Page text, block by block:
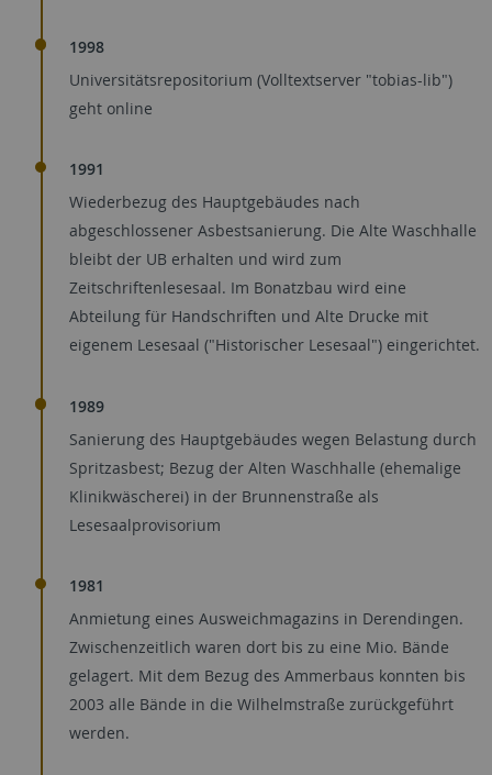
1998
Universitätsrepositorium (Volltextserver "tobias-lib")
geht online
1991
Wiederbezug des Hauptgebäudes nach
abgeschlossener Asbestsanierung. Die Alte Waschhalle
bleibt der UB erhalten und wird zum
Zeitschriftenlesesaal. Im Bonatzbau wird eine
Abteilung für Handschriften und Alte Drucke mit
eigenem Lesesaal ("Historischer Lesesaal") eingerichtet.
1989
Sanierung des Hauptgebäudes wegen Belastung durch
Spritzasbest; Bezug der Alten Waschhalle (ehemalige
Klinikwäscherei) in der Brunnenstraße als
Lesesaalprovisorium
1981
Anmietung eines Ausweichmagazins in Derendingen.
Zwischenzeitlich waren dort bis zu eine Mio. Bände
gelagert. Mit dem Bezug des Ammerbaus konnten bis
2003 alle Bände in die Wilhelmstraße zurückgeführt
werden.